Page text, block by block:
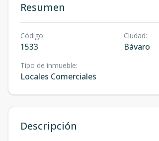
Resumen
Código:
1533
Ciudad:
Bávaro
Tipo de inmueble:
Locales Comerciales
Descripción